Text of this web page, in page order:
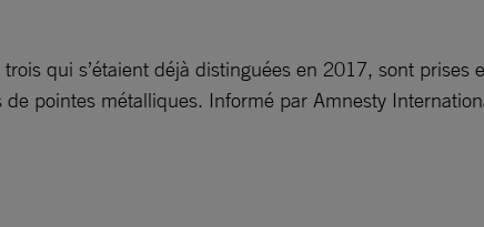
qui s’étaient déjà distinguées en 2017, sont
pointes métalliques. Informé par Amnesty